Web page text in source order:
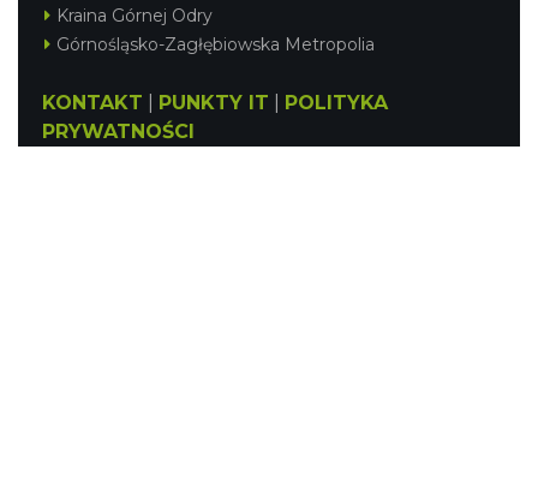
Kraina Górnej Odry
Górnośląsko-Zagłębiowska Metropolia
KONTAKT PUNKTY IT
POLITYKA
PRYWATNOŚCI